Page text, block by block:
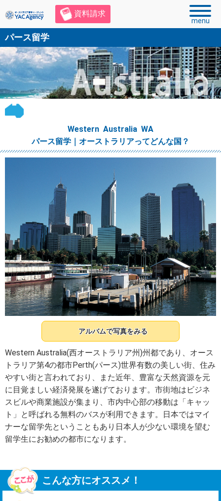
資料請求
menu
パース留学
Western Australia WA
パース留学｜オーストラリアってどんな国？
アルバムで写真をみる
Western Australia(西オーストラリア州)州都であり、オース
トラリア第4の都市Perth(パース)世界有数の美しい街、住み
やすい街と言われており、また近年、豊富な天然資源を元
に目覚ましい経済発展を遂げております。市街地はビジネ
スビルや商業施設が集まり、市内中心部の移動は「キャッ
ト」と呼ばれる無料のバスが利用できます。日本ではマイ
ナーな留学先ということもあり日本人が少ない環境を望む
留学生にお勧めの都市になります。
こんな方にオススメ！